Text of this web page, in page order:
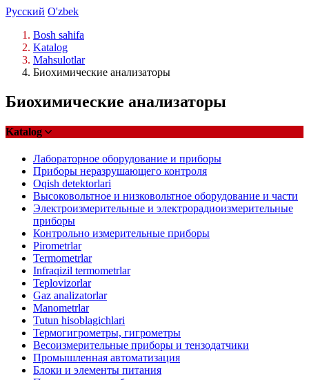
Русский O'zbek
Bosh sahifa
Katalog
Mahsulotlar
Биохимические анализаторы
Биохимические анализаторы
Katalog
Лабораторное оборудование и приборы
Приборы неразрушающего контроля
Oqish detektorlari
Высоковольтное и низковольтное оборудование и части
Электроизмерительные и электрорадиоизмерительные
приборы
Контрольно измерительные приборы
Pirometrlar
Termometrlar
Infraqizil termometrlar
Teplovizorlar
Gaz analizatorlar
Manometrlar
Tutun hisoblagichlari
Термогигрометры, гигрометры
Весоизмерительные приборы и тензодатчики
Промышленная автоматизация
Блоки и элементы питания